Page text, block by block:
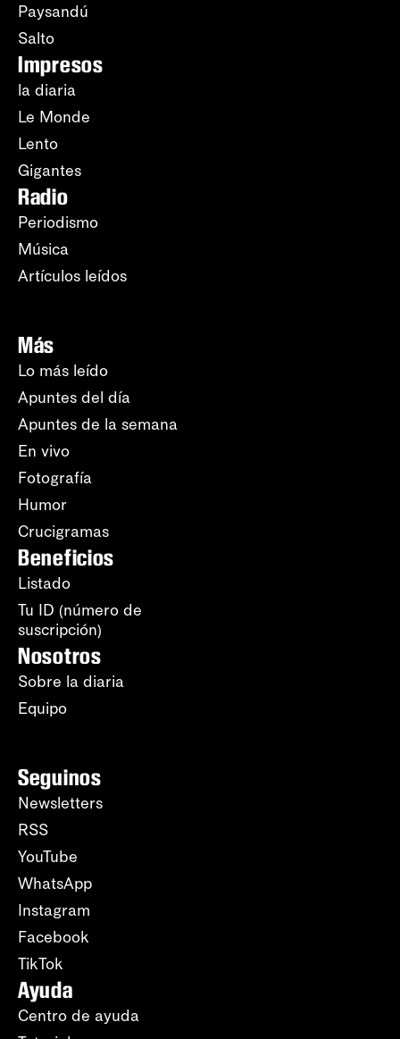
Paysandú
Salto
Impresos
la diaria
Le Monde
Lento
Gigantes
Radio
Periodismo
Música
Artículos leídos
Más
Lo más leído
Apuntes del día
Apuntes de la semana
En vivo
Fotografía
Humor
Crucigramas
Beneficios
Listado
Tu ID (número de
suscripción)
Nosotros
Sobre la diaria
Equipo
Seguinos
Newsletters
RSS
YouTube
WhatsApp
Instagram
Facebook
TikTok
Ayuda
Centro de ayuda